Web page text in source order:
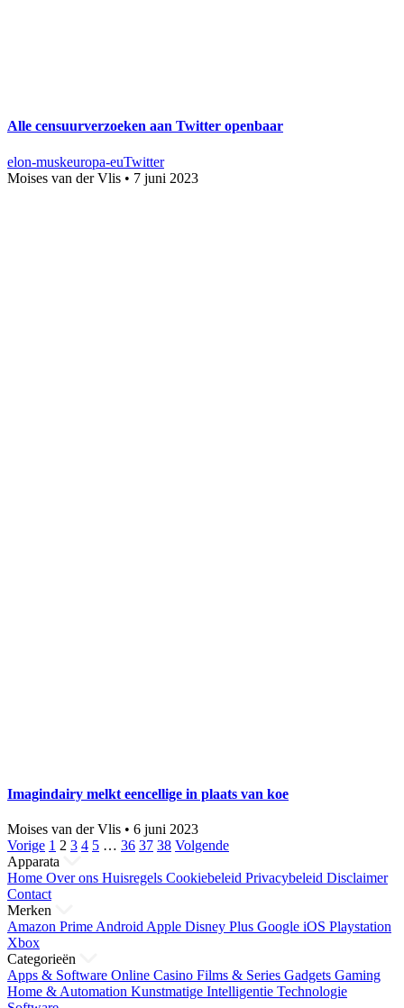
Alle censuurverzoeken aan Twitter openbaar
elon-muskeuropa-euTwitter
Moises van der Vlis • 7 juni 2023
Imagindairy melkt eencellige in plaats van koe
Moises van der Vlis • 6 juni 2023
Berichten
paginering
Vorige 1 2 3 4 5 … 36 37 38 Volgende
Apparata
Home Over ons Huisregels Cookiebeleid Privacybeleid Disclaimer
Contact
Merken
Amazon Prime Android Apple Disney Plus Google iOS Playstation
Xbox
Categorieën
Apps & Software Online Casino Films & Series Gadgets Gaming
Home & Automation Kunstmatige Intelligentie Technologie